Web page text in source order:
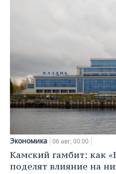
Экономика 06 авг, 00:00
Камский гамбит: как
поделят влияние на